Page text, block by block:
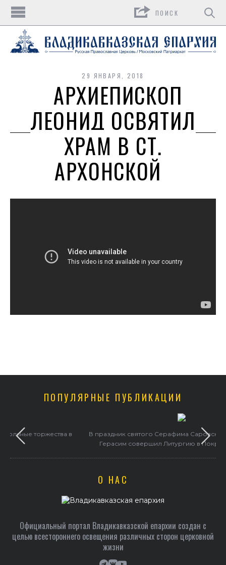
29 ЯНВАРЯ, 2018
АРХИЕПИСКОП
ЛЕОНИД ОСВЯТИЛ
ХРАМ В СТ.
АРХОНСКОЙ
ПОПУЛЯРНЫЕ ПУБЛИКАЦИИ
В праздник святого Серафима Саровского архиепископ
Герасим совершил Литургию в Покровском храме
О НАС
Официальный портал Владикавказской епархии создан c
целью всестороннего освещения различных сторон церковной
жизни